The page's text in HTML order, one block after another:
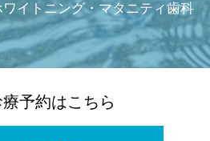
イトニング・マタニティ歯科
予約はこちら